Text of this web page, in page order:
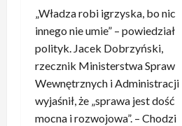
„Władza robi igrzyska, bo nic
innego nie umie” – powiedział
polityk. Jacek Dobrzyński,
rzecznik Ministerstwa Spraw
Wewnętrznych i Administracji
wyjaśnił, że „sprawa jest dość
mocna i rozwojowa”. – Chodzi